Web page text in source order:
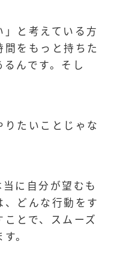
」と考えている方
をもっと持ちた
んです。そし
りたいことじゃな
に自分が望むも
どんな行動をす
とで、スムーズ
。